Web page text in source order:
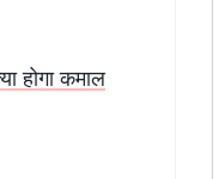
होगा कमाल